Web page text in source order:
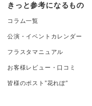
きっと参考になるもの
コラム一覧
公演・イベントカレンダー
フラスタマニュアル
お客様レビュー・口コミ
皆様のポスト”花れぽ”